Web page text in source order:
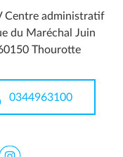
Centre administratif
du Maréchal Juin
Thourotte
0344963100